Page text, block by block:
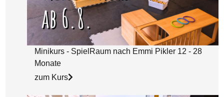
Minikurs - SpielRaum nach Emmi Pikler 12 - 28
Monate
zum Kurs